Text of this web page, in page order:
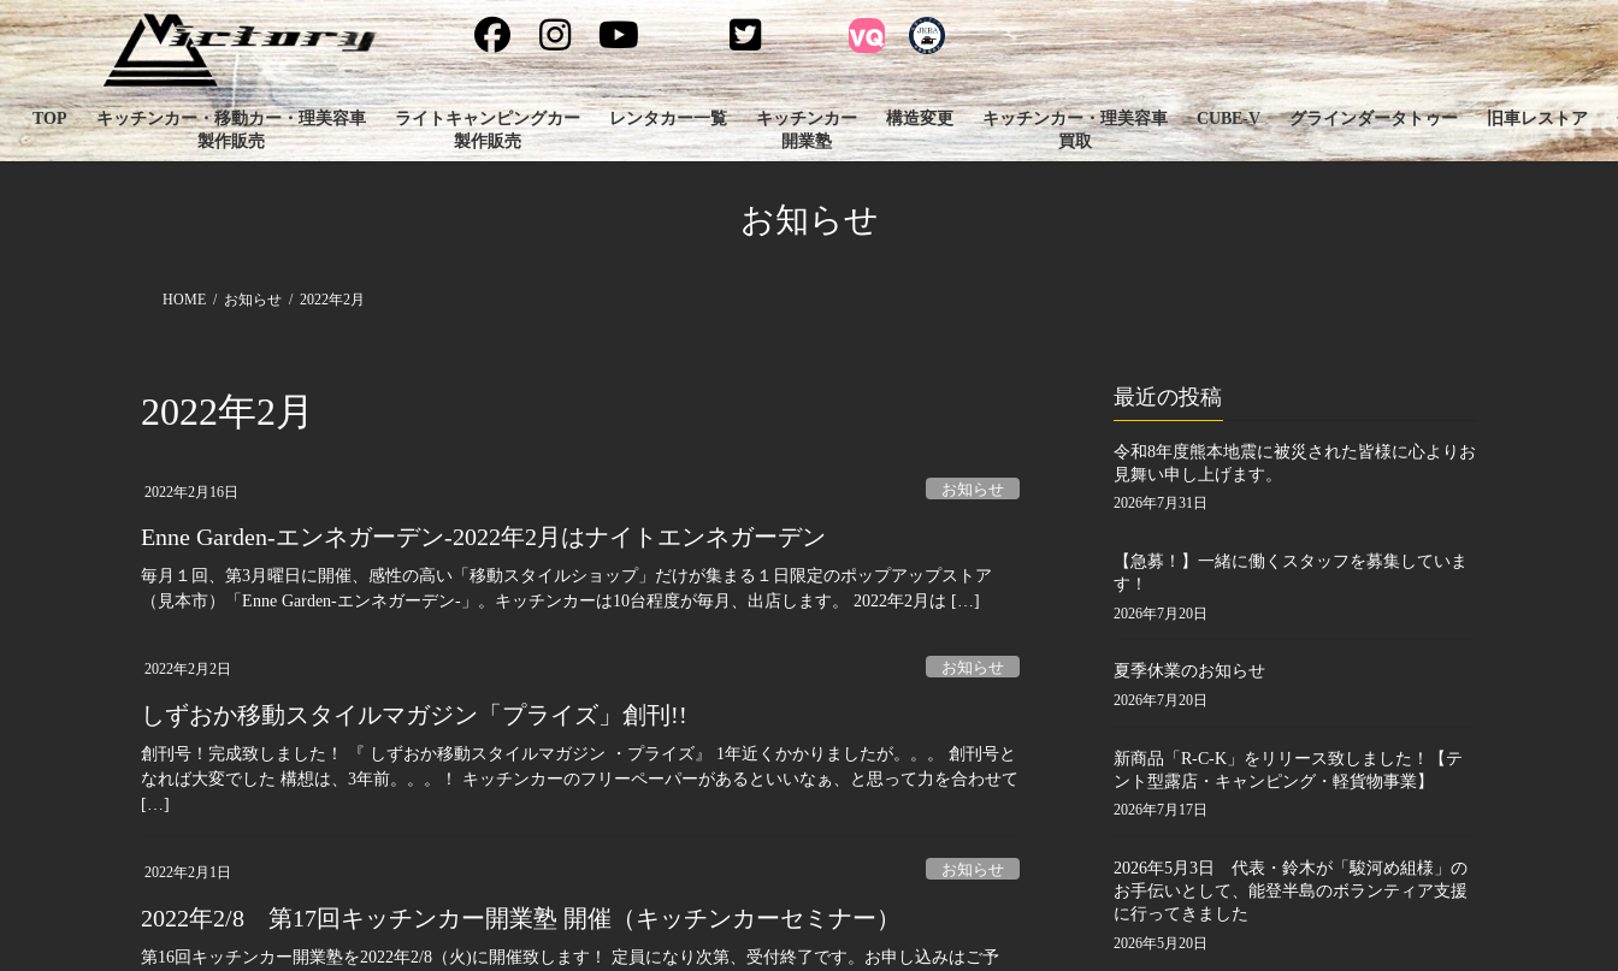
コ
ン
テ
ン
ツ
へ
ナ
ビ
ゲ
ー
シ
ョ
TOP
キッチンカー・移動カー・理美容車
製作販売
ライトキャンピングカー
製作販売
レンタカー一覧
キッチンカー
開業塾
構造変更
キッチンカー・理美容車
買取
CUBE-V グラインダータトゥー 旧車レストア
お知らせ
HOME お知らせ 2022年2月
2022年2月
2022年2月16日 お知らせ
Enne Garden-エンネガーデン-2022年2月はナイトエンネガーデン
毎月１回、第3月曜日に開催、感性の高い「移動スタイルショップ」だけが集まる１日限定のポップアップストア
（見本市）「Enne Garden-エンネガーデン-」。キッチンカーは10台程度が毎月、出店します。 2022年2月は […]
2022年2月2日 お知らせ
しずおか移動スタイルマガジン「プライズ」創刊!!
創刊号！完成致しました！ 『 しずおか移動スタイルマガジン ・プライズ』 1年近くかかりましたが。。。 創刊号と
なれば大変でした 構想は、3年前。。。！ キッチンカーのフリーペーパーがあるといいなぁ、と思って力を合わせて
[…]
2022年2月1日 お知らせ
2022年2/8 第17回キッチンカー開業塾 開催（キッチンカーセミナー）
第16回キッチンカー開業塾を2022年2/8（火)に開催致します！ 定員になり次第、受付終了です。お申し込みはご予
最近の投稿
令和8年度熊本地震に被災された皆様に心よりお
見舞い申し上げます。
2026年7月31日
【急募！】一緒に働くスタッフを募集していま
す！
2026年7月20日
夏季休業のお知らせ
2026年7月20日
新商品「R-C-K」をリリース致しました！【テ
ント型露店・キャンピング・軽貨物事業】
2026年7月17日
2026年5月3日 代表・鈴木が「駿河め組様」の
お手伝いとして、能登半島のボランティア支援
に行ってきました
2026年5月20日